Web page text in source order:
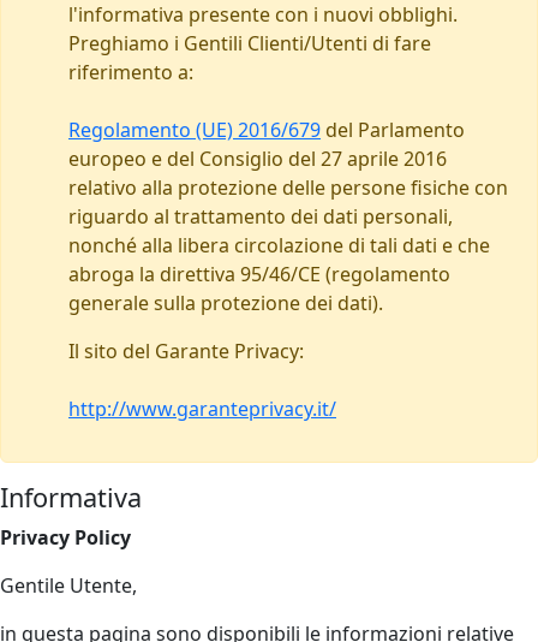
l'informativa presente con i nuovi obblighi.
Preghiamo i Gentili Clienti/Utenti di fare
riferimento a:
Regolamento (UE) 2016/679 del Parlamento
europeo e del Consiglio del 27 aprile 2016
relativo alla protezione delle persone fisiche con
riguardo al trattamento dei dati personali,
nonché alla libera circolazione di tali dati e che
abroga la direttiva 95/46/CE (regolamento
generale sulla protezione dei dati).
Il sito del Garante Privacy:
http://www.garanteprivacy.it/
Informativa
Privacy Policy
Gentile Utente,
in questa pagina sono disponibili le informazioni relative